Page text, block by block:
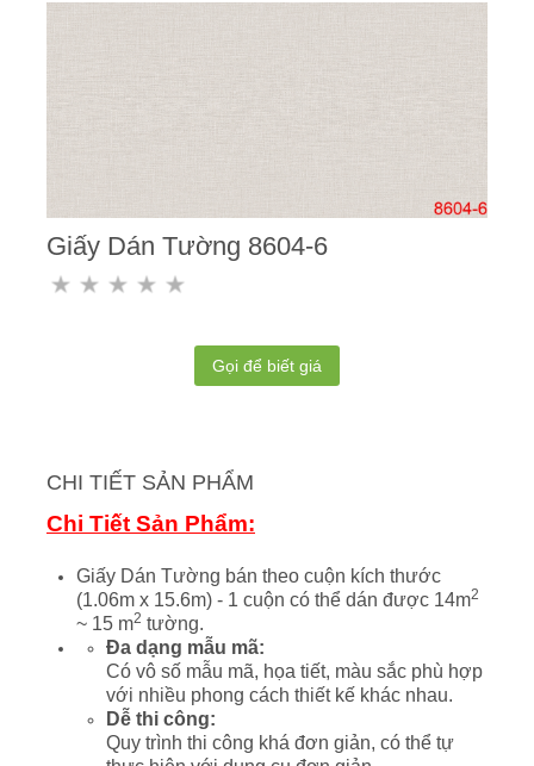
Giấy Dán Tường 8604-6
Gọi để biết giá
CHI TIẾT SẢN PHẨM
Chi Tiết Sản Phẩm:
Giấy Dán Tường bán theo cuộn kích thước
(1.06m x 15.6m) - 1 cuộn có thể dán được 14m2
~ 15 m2 tường.
Đa dạng mẫu mã:
Có vô số mẫu mã, họa tiết, màu sắc phù hợp
với nhiều phong cách thiết kế khác nhau.
Dễ thi công:
Quy trình thi công khá đơn giản, có thể tự